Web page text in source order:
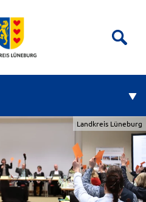
Landkreis Lüneburg